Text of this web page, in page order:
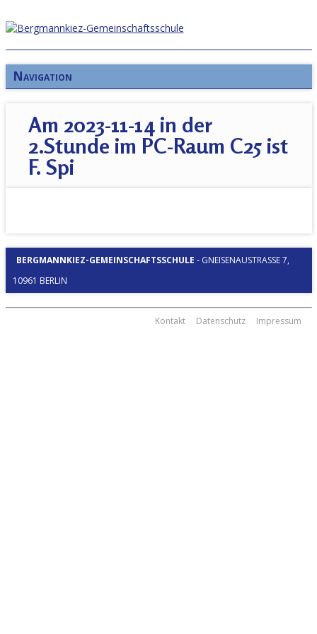
Navigation
Am 2023-11-14 in der
2.Stunde im PC-Raum C25 ist
F. Spi
BERGMANNKIEZ-GEMEINSCHAFTSSCHULE - GNEISENAUSTRASSE 7, 1
0961 BERLIN
Kontakt Datenschutz Impressum